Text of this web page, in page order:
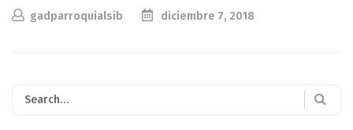
gadparroquialsib diciembre 7, 2018